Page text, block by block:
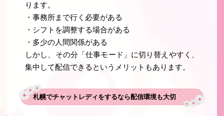
ります。
・事務所まで行く必要がある
・シフトを調整する場合がある
・多少の人間関係がある
しかし、その分「仕事モード」に切り替えやすく、
集中して配信できるというメリットもあります。
札幌でチャットレディをするなら配信環境も大切